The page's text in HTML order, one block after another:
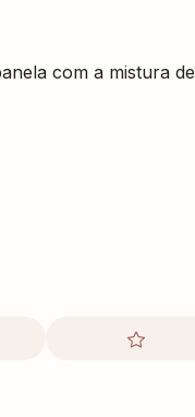
com a mistura de